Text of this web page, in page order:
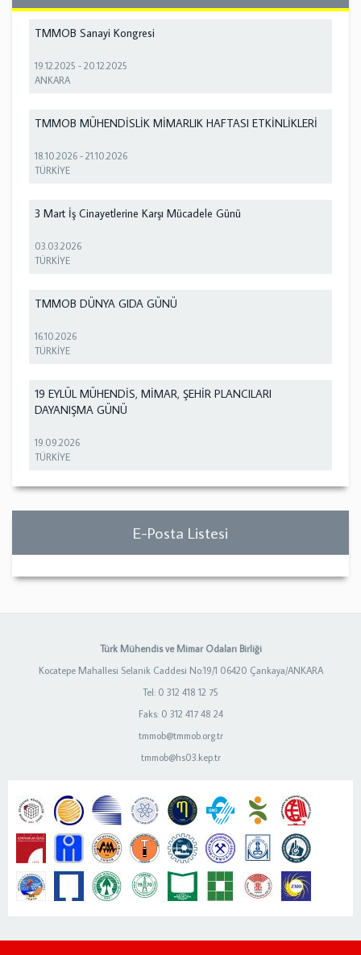
TMMOB Sanayi Kongresi
19.12.2025 -20.12.2025
ANKARA
TMMOB MÜHENDİSLİK MİMARLIK HAFTASI ETKİNLİKLERİ
18.10.2026 -21.10.2026
TÜRKİYE
3 Mart İş Cinayetlerine Karşı Mücadele Günü
03.03.2026
TÜRKİYE
TMMOB DÜNYA GIDA GÜNÜ
16.10.2026
TÜRKİYE
19 EYLÜL MÜHENDİS, MİMAR, ŞEHİR PLANCILARI
DAYANIŞMA GÜNÜ
19.09.2026
TÜRKİYE
E-Posta Listesi
Türk Mühendis ve Mimar Odaları Birliği
Kocatepe Mahallesi Selanik Caddesi No:19/1 06420 Çankaya/ANKARA
Tel: 0 312 418 12 75
Faks: 0 312 417 48 24
tmmob@tmmob.org.tr
tmmob@hs03.kep.tr